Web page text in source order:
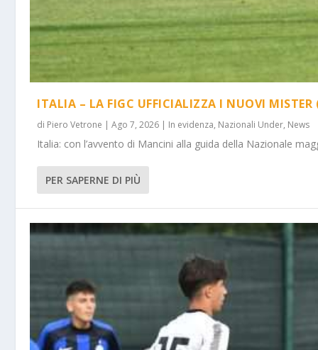
ITALIA – LA FIGC UFFICIALIZZA I NUOVI MISTER
di Piero Vetrone |Ago 7, 2026 | In evidenza, Nazionali Under, News
Italia: con l’avvento di Mancini alla guida della Nazionale
PER SAPERNE DI PIÙ